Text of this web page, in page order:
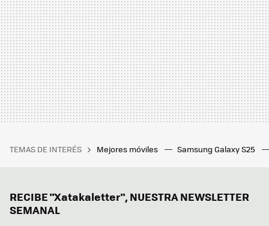
TEMAS DE INTERÉS Mejores móviles Samsung Galaxy S25
RECIBE "Xatakaletter", NUESTRA NEWSLETTER
SEMANAL